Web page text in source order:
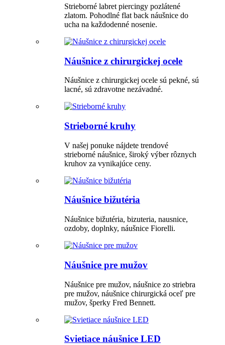
Strieborné labret piercingy pozlátené
zlatom. Pohodlné flat back náušnice do
ucha na každodenné nosenie.
Náušnice z chirurgickej ocele
Náušnice z chirurgickej ocele sú pekné, sú
lacné, sú zdravotne nezávadné.
Strieborné kruhy
V našej ponuke nájdete trendové
strieborné náušnice, široký výber rôznych
kruhov za vynikajúce ceny.
Náušnice bižutéria
Náušnice bižutéria, bizuteria, nausnice,
ozdoby, doplnky, náušnice Fiorelli.
Náušnice pre mužov
Náušnice pre mužov, náušnice zo striebra
pre mužov, náušnice chirurgická oceľ pre
mužov, šperky Fred Bennett.
Svietiace náušnice LED